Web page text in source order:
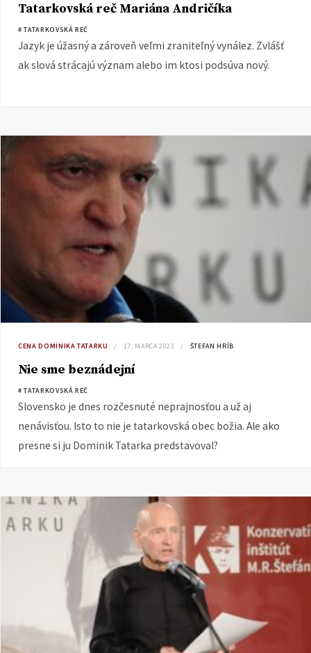
Tatarkovská reč Mariána Andričíka
# TATARKOVSKÁ REČ
Jazyk je úžasný a zároveň veľmi zraniteľný vynález. Zvlášť
ak slová strácajú význam alebo im ktosi podsúva nový.
CENA DOMINIKA TATARKU 17. MARCA 2023 ŠTEFAN HRÍB
Nie sme beznádejní
# TATARKOVSKÁ REČ
Slovensko je dnes rozčesnuté neprajnosťou a už aj
nenávisťou. Isto to nie je tatarkovská obec božia. Ale ako
presne si ju Dominik Tatarka predstavoval?